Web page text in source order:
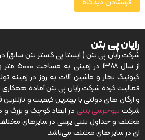
رایان پی بتن
شرکت رایان پی بتن ( ایستا پی گستر بتن سابق)
کیونیگ بخار و ماشین آلات به روز در زمینه
فعالیت کرده شرکت رایان پی بتن آماده همکاری
و ارگان های دولتی با بهترین کیفیت و
شرکتنیوجرسی بتنیدر ابعاد کوچک و بزرگ
مختلف و جداول بتنی پرسی در سایزهای
ای در سایز های مختلف می‌باشد